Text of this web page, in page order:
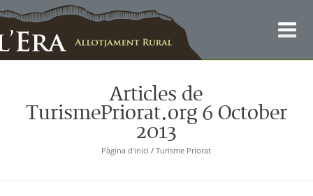
Articles de
TurismePriorat.org 6 October
2013
Pàgina d'inici /Turisme Priorat